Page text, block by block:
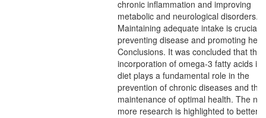
chronic inflammation and improving
metabolic and neurological disorders.
Maintaining adequate intake is crucial
preventing disease and promoting
Conclusions. It was concluded that the
incorporation of omega-3 fatty acids in
diet plays a fundamental role in the
prevention of chronic diseases and the
maintenance of optimal health. The
more research is highlighted to better